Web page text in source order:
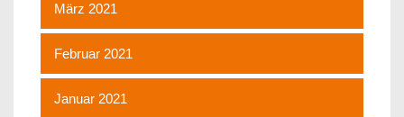
März 2021
Februar 2021
Januar 2021